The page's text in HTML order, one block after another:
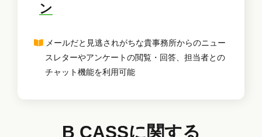
ン
メールだと見逃されがちな貴事務所からのニュー
スレターやアンケートの閲覧・回答、担当者との
チャット機能を利用可能
B CASSに関する